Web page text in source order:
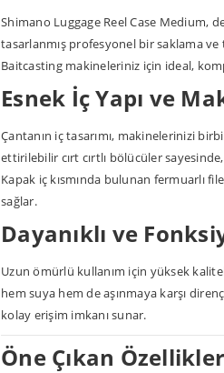
Shimano Luggage Reel Case Medium,
tasarlanmış profesyonel bir saklama
Baitcasting makineleriniz için ideal,
Esnek İç Yapı ve
Çantanın iç tasarımı, makinelerinizi
ettirilebilir cırt cırtlı bölücüler
Kapak iç kısmında bulunan fermuarlı
sağlar.
Dayanıklı ve
Uzun ömürlü kullanım için yüksek
hem suya hem de aşınmaya karşı
kolay erişim imkanı sunar.
Öne Çıkan Özellikler